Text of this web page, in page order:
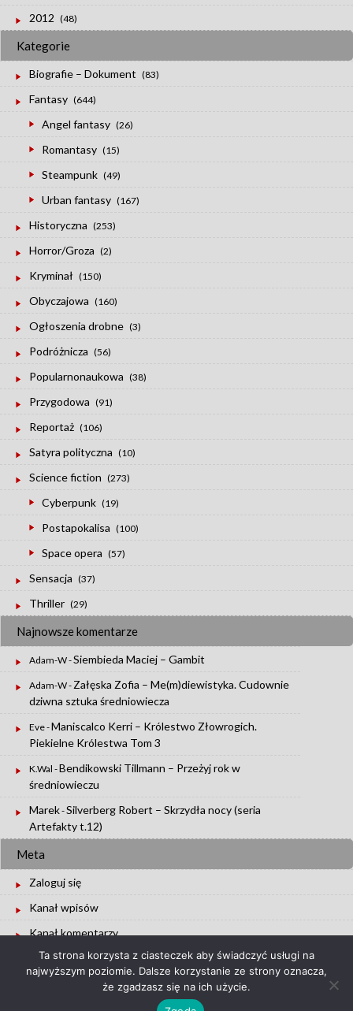
2012 (48)
Kategorie
Biografie – Dokument (83)
Fantasy (644)
Angel fantasy (26)
Romantasy (15)
Steampunk (49)
Urban fantasy (167)
Historyczna (253)
Horror/Groza (2)
Kryminał (150)
Obyczajowa (160)
Ogłoszenia drobne (3)
Podróżnicza (56)
Popularnonaukowa (38)
Przygodowa (91)
Reportaż (106)
Satyra polityczna (10)
Science fiction (273)
Cyberpunk (19)
Postapokalisa (100)
Space opera (57)
Sensacja (37)
Thriller (29)
Najnowsze komentarze
Adam-W-Siembieda Maciej – Gambit
Adam-W- Załęska Zofia – Me(m)diewistyka. Cudownie
dziwna sztuka średniowiecza
Eve-Maniscalco Kerri – Królestwo Złowrogich.
Piekielne Królestwa Tom 3
K.Wal -Bendikowski Tillmann – Przeżyj rok w
średniowieczu
Marek-Silverberg Robert – Skrzydła nocy (seria
Artefakty t.12)
Meta
Zaloguj się
Kanał wpisów
Kanał komentarzy
WordPress.org
Ta strona korzysta z ciasteczek aby świadczyć usługi na
najwyższym poziomie. Dalsze korzystanie ze strony oznacza,
że zgadzasz się na ich użycie.